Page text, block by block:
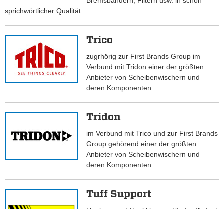
sprichwörtlicher Qualität.
Trico
zugrhörig zur First Brands Group im
Verbund mit Tridon einer der größten
Anbieter von Scheibenwischern und
deren Komponenten.
Tridon
im Verbund mit Trico und zur First Brands
Group gehörend einer der größten
Anbieter von Scheibenwischern und
deren Komponenten.
Tuff Support